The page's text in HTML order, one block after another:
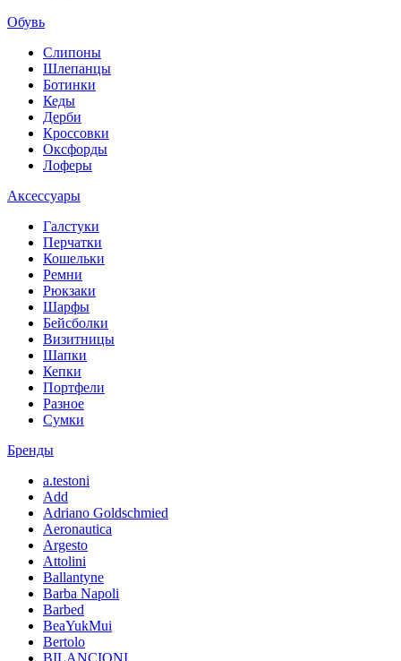
Обувь
Слипоны
Шлепанцы
Ботинки
Кеды
Дерби
Кроссовки
Оксфорды
Лоферы
Аксессуары
Галстуки
Перчатки
Кошельки
Ремни
Рюкзаки
Шарфы
Бейсболки
Визитницы
Шапки
Кепки
Портфели
Разное
Сумки
Бренды
a.testoni
Add
Adriano Goldschmied
Aeronautica
Argesto
Attolini
Ballantyne
Barba Napoli
Barbed
BeaYukMui
Bertolo
BILANCIONI